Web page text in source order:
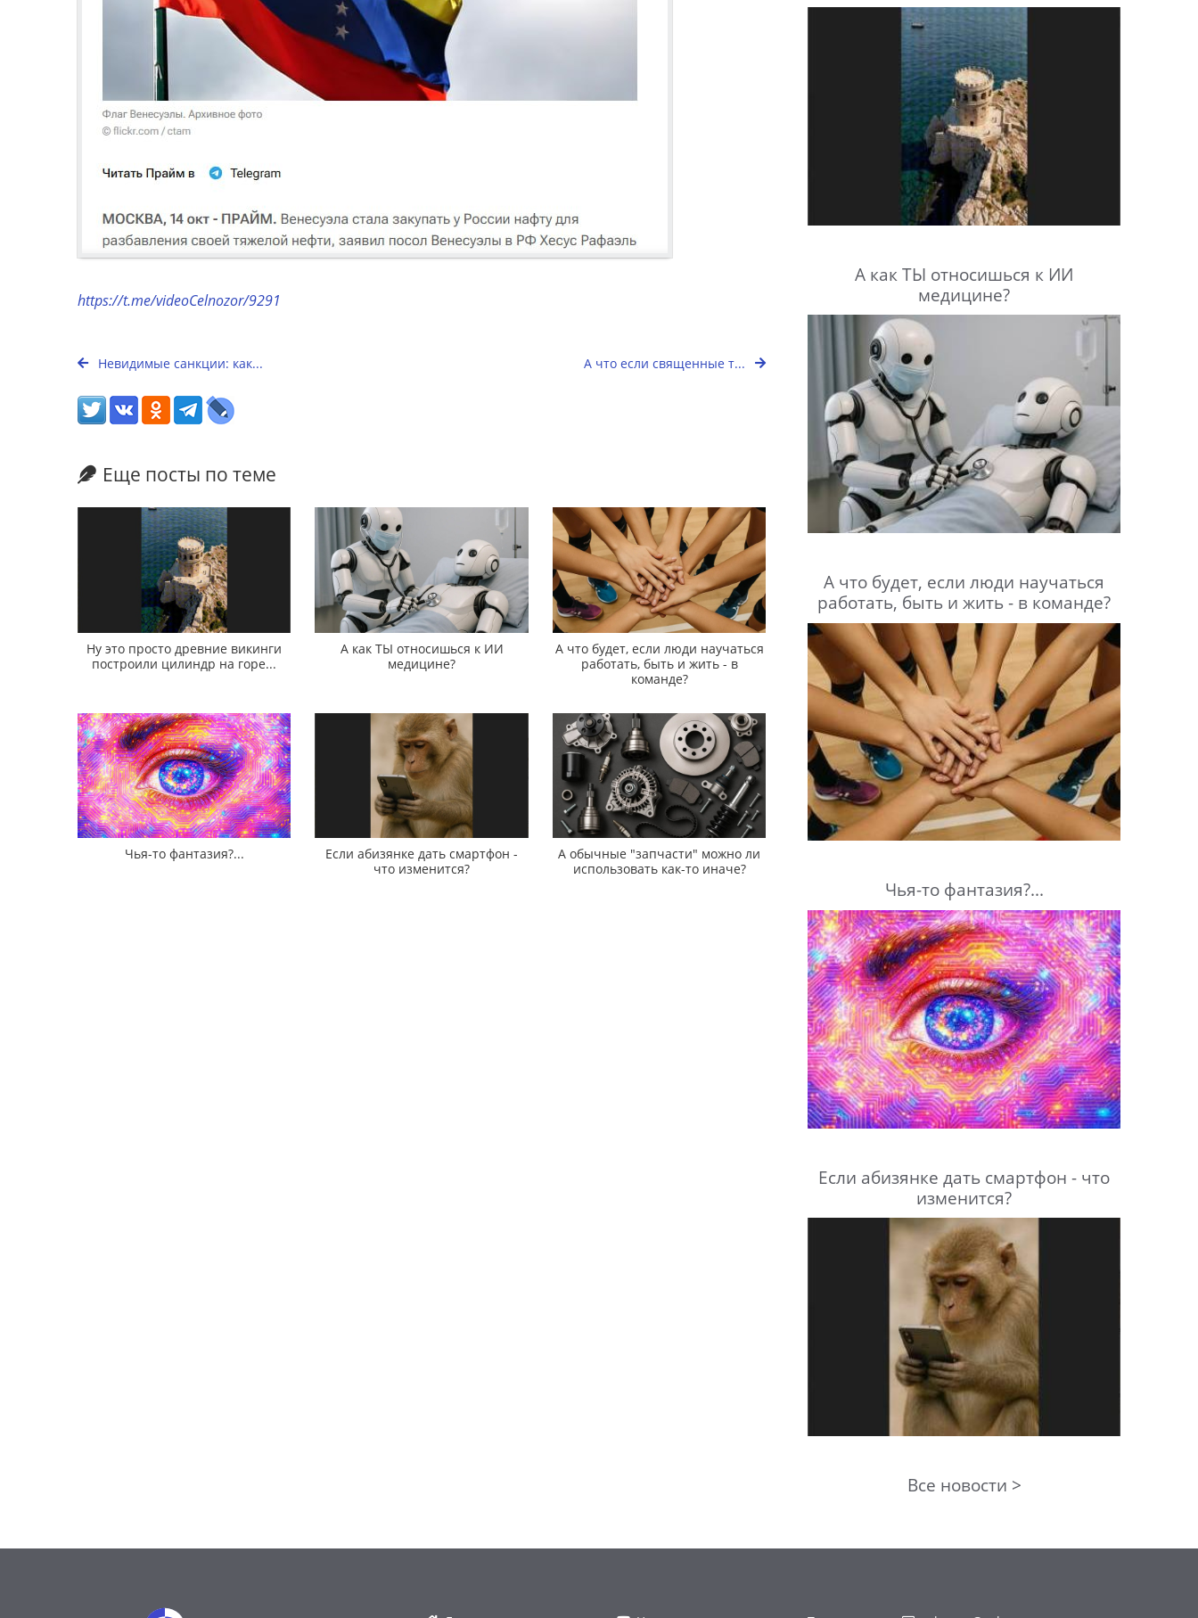
https://t.me/videoCelnozor/9291
Невидимые санкции: как... А что если священные т...
Еще посты по теме
Ну это просто древние викинги
построили цилиндр на горе...
А как ТЫ относишься к ИИ
медицине?
А что будет, если люди научаться
работать, быть и жить - в
команде?
Чья-то фантазия?...
Если абизянке дать смартфон -
что изменится?
А обычные "запчасти" можно ли
использовать как-то иначе?
А как ТЫ относишься к ИИ
медицине?
А что будет, если люди научаться
работать, быть и жить - в команде?
Чья-то фантазия?...
Если абизянке дать смартфон - что
изменится?
Все новости >